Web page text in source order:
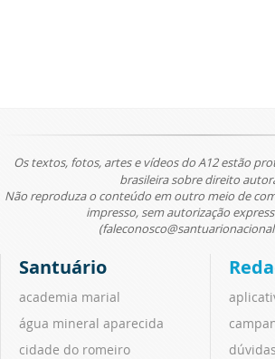
Os textos, fotos, artes e vídeos do A12 estão
brasileira sobre direito
Não reproduza o conteúdo em outro meio de
impresso, sem autorização
Santuário
academia marial
água mineral aparecida
cidade do romeiro